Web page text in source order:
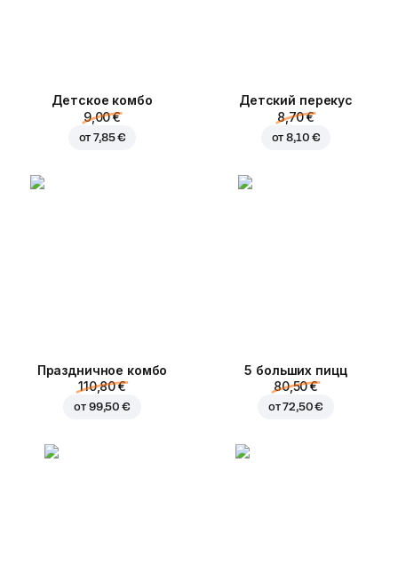
Детское комбо
9,00 €
от7,85 €
Детский перекус
8,70 €
от8,10 €
Праздничное комбо
110,80 €
от 99,50 €
5 больших пицц
80,50 €
от72,50 €